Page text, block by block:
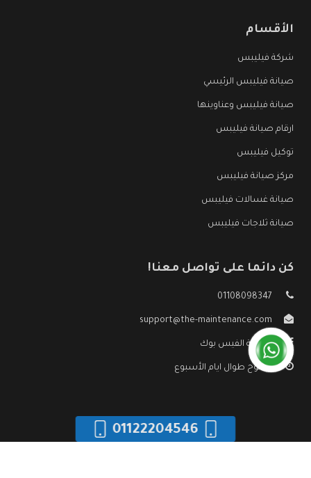
الأقسام
شركة فيليبس
صيانة فيليبس الرئيسي
صيانة فيليبس وعناوينها
ارقام صيانة فيليبس
توكيل فيليبس
مركز صيانة فيليبس
صيانة غسالات فيليبس
صيانة ثلاجات فيليبس
كن دائما على تواصل معنا!
01108098347
support@the-maintenance.com
صفحة الفيس بوك
مفتوح طوال ايام الأسبوع
01122204546